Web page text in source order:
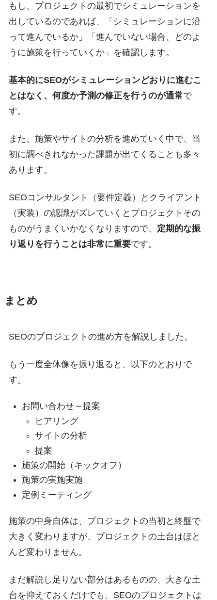
もし、プロジェクトの最初でシミュレーションを
出しているのであれば、「シミュレーションに沿
って進んでいるか」「進んでいない場合、どのよ
うに施策を行っていくか」を確認します。
基本的にSEOがシミュレーションどおりに進むこ
とはなく、何度か予測の修正を行うのが通常で
す。
また、施策やサイトの分析を進めていく中で、当
初に調べきれなかった課題が出てくることも多々
あります。
SEOコンサルタント（要件定義）とクライアント
（実装）の認識がズレていくとプロジェクトその
ものがうまくいかなくなりますので、 定期的な振
り返りを行うことは非常に重要です。
まとめ
SEOのプロジェクトの進め方を解説しました。
もう一度全体像を振り返ると、以下のとおりで
す。
お問い合わせ～提案
ヒアリング
サイトの分析
提案
施策の開始（キックオフ）
施策の実施実施
定例ミーティング
施策の中身自体は、プロジェクトの当初と終盤で
大きく変わりますが、プロジェクトの土台はほと
んど変わりません。
まだ解説し足りない部分はあるものの、大きな土
台を抑えておくだけでも、SEOのプロジェクトは